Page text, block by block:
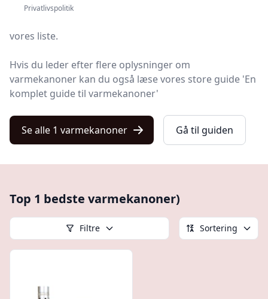
specifik model i tankerne, leder efter gode priser eller
vores liste.
Hvis du leder efter flere oplysninger om
varmekanoner kan du også læse vores store guide 'En
komplet guide til varmekanoner'
Se alle 1 varmekanoner Gå til guiden
Top 1 bedste varmekanoner)
Filtre Sortering
Privatlivspolitik